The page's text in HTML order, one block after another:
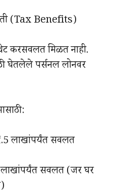
(Tax Benefits)
करसवलत मिळत नाही.
घेतलेले पर्सनल लोनवर
लाखांपर्यंत सवलत
सवलत (जर घर